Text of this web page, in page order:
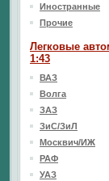
Иностранные
Прочие
Легковые
1:43
ВАЗ
Волга
ЗАЗ
ЗиС/ЗиЛ
Москвич/ИЖ
РАФ
УАЗ